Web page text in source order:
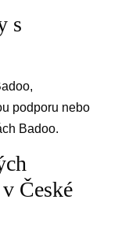
s
podporu nebo
Badoo.
České